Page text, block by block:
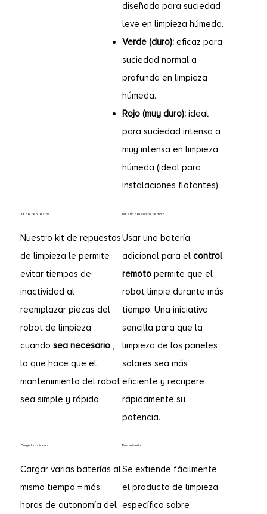
diseñado para suciedad
leve en limpieza húmeda.
Verde (duro): eficaz para
suciedad normal a
profunda en limpieza
húmeda.
Rojo (muy duro): ideal
para suciedad intensa a
muy intensa en limpieza
húmeda (ideal para
instalaciones flotantes).
Kit de repuestos
Nuestro kit de repuestos
de limpieza le permite
evitar tiempos de
inactividad al
reemplazar piezas del
robot de limpieza
cuandosea necesario
lo que hace que el
mantenimiento del robot
sea simple y rápido.
Batería del control remoto
Usar una batería
adicional para elcontrol
remoto permite que el
robot limpie durante más
tiempo. Una iniciativa
sencilla para que la
limpieza de los paneles
solares sea más
eficiente y recupere
rápidamente su
potencia.
Cargador adicional
Cargar varias baterías al
mismo tiempo = más
horas de autonomía del
Pulverizador
Se extiende fácilmente
el producto de limpieza
específico sobre